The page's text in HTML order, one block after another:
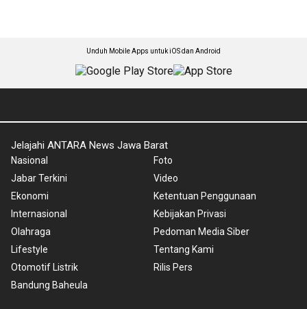
Unduh Mobile Apps untuk iOS dan Android
Jelajahi ANTARA News Jawa Barat
Nasional
Jabar Terkini
Ekonomi
Internasional
Olahraga
Lifestyle
Otomotif Listrik
Bandung Baheula
Foto
Video
Ketentuan Penggunaan
Kebijakan Privasi
Pedoman Media Siber
Tentang Kami
Rilis Pers